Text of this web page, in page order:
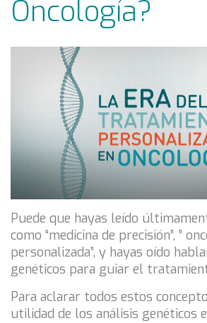
Oncología?
Puede que hayas leído
como “medicina de precisión”, ”
personalizada”, y hayas oído
genéticos para guiar el
Para aclarar todos estos
utilidad de los análisis genéticos